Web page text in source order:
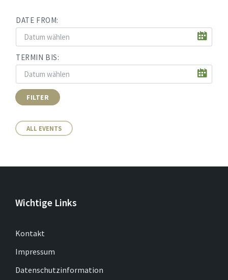
DATE FROM:
TERMIN BIS:
FILTER
ALL EVENTS
Wichtige Links
Kontakt
Impressum
Datenschutzinformation